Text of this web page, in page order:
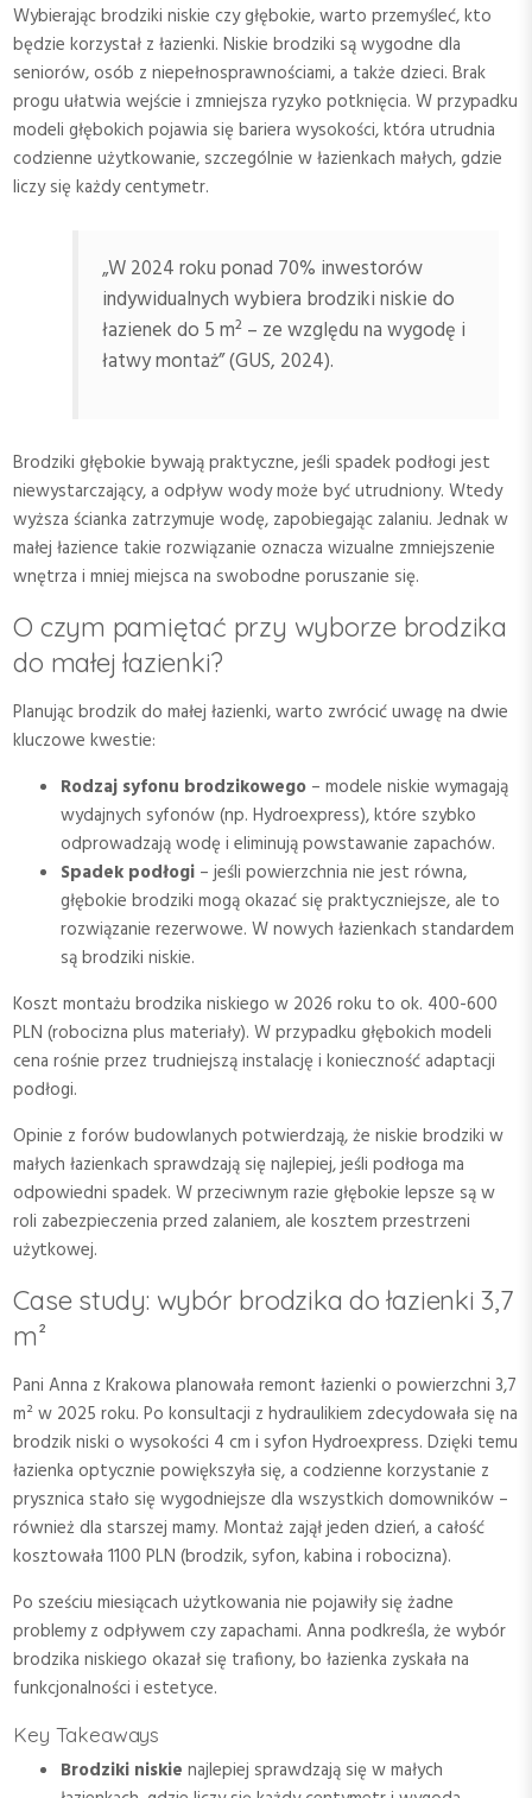
Wybierając brodziki niskie czy głębokie, warto przemyśleć, kto
będzie korzystał z łazienki. Niskie brodziki są wygodne dla
seniorów, osób z niepełnosprawnościami, a także dzieci. Brak
progu ułatwia wejście i zmniejsza ryzyko potknięcia. W przypadku
modeli głębokich pojawia się bariera wysokości, która utrudnia
codzienne użytkowanie, szczególnie w łazienkach małych, gdzie
liczy się każdy centymetr.
„W 2024 roku ponad 70% inwestorów
indywidualnych wybiera brodziki niskie do
łazienek do 5 m² – ze względu na wygodę i
łatwy montaż” (GUS, 2024).
Brodziki głębokie bywają praktyczne, jeśli spadek podłogi jest
niewystarczający, a odpływ wody może być utrudniony. Wtedy
wyższa ścianka zatrzymuje wodę, zapobiegając zalaniu. Jednak w
małej łazience takie rozwiązanie oznacza wizualne zmniejszenie
wnętrza i mniej miejsca na swobodne poruszanie się.
O czym pamiętać przy wyborze brodzika
do małej łazienki?
Planując brodzik do małej łazienki, warto zwrócić uwagę na dwie
kluczowe kwestie:
Rodzaj syfonu brodzikowego – modele niskie wymagają
wydajnych syfonów (np. Hydroexpress), które szybko
odprowadzają wodę i eliminują powstawanie zapachów.
Spadek podłogi – jeśli powierzchnia nie jest równa,
głębokie brodziki mogą okazać się praktyczniejsze, ale to
rozwiązanie rezerwowe. W nowych łazienkach standardem
są brodziki niskie.
Koszt montażu brodzika niskiego w 2026 roku to ok. 400-600
PLN (robocizna plus materiały). W przypadku głębokich modeli
cena rośnie przez trudniejszą instalację i konieczność adaptacji
podłogi.
Opinie z forów budowlanych potwierdzają, że niskie brodziki w
małych łazienkach sprawdzają się najlepiej, jeśli podłoga ma
odpowiedni spadek. W przeciwnym razie głębokie lepsze są w
roli zabezpieczenia przed zalaniem, ale kosztem przestrzeni
użytkowej.
Case study: wybór brodzika do łazienki 3,7
m²
Pani Anna z Krakowa planowała remont łazienki o powierzchni 3,7
m² w 2025 roku. Po konsultacji z hydraulikiem zdecydowała się na
brodzik niski o wysokości 4 cm i syfon Hydroexpress. Dzięki temu
łazienka optycznie powiększyła się, a codzienne korzystanie z
prysznica stało się wygodniejsze dla wszystkich domowników –
również dla starszej mamy. Montaż zajął jeden dzień, a całość
kosztowała 1100 PLN (brodzik, syfon, kabina i robocizna).
Po sześciu miesiącach użytkowania nie pojawiły się żadne
problemy z odpływem czy zapachami. Anna podkreśla, że wybór
brodzika niskiego okazał się trafiony, bo łazienka zyskała na
funkcjonalności i estetyce.
Key Takeaways
Brodziki niskie najlepiej sprawdzają się w małych